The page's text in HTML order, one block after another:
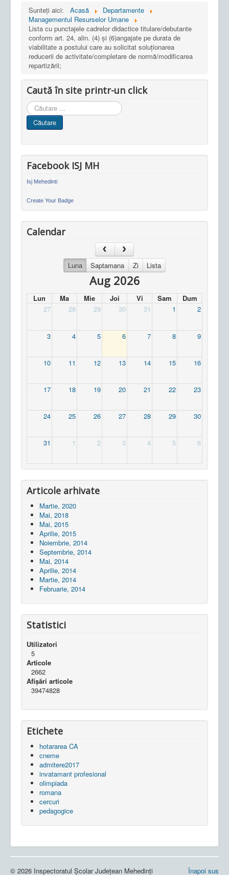
Sunteți aici: Acasă
Departamente
Managementul Resurselor Umane
Lista cu punctajele cadrelor didactice titulare/debutante
conform art. 24, alin. (4) și (6)angajate pe durata de
viabilitate a postului care au solicitat soluționarea
reducerii de activitate/completare de normă/modificarea
repartizării;
Caută în site printr-un click
Cauta
in
site
Căutare
Facebook ISJ MH
Isj Mehedinti
Create Your Badge
Calendar
Luna Saptamana Zi Lista
Aug 2026
Lun Ma Mie Joi Vi Sam
Dum
27
28 29 30 31 1 2
3 4 5 6 7 8 9
10 11 12 13 14 15 16
17 18 19 20 21 22 23
24 25 26 27 28 29 30
31 1 2 3 4 5 6
Articole arhivate
Martie, 2020
Mai, 2018
Mai, 2015
Aprilie, 2015
Noiembrie, 2014
Septembrie, 2014
Mai, 2014
Aprilie, 2014
Martie, 2014
Februarie, 2014
Statistici
Utilizatori
5
Articole
2662
Afișări articole
39474828
Etichete
hotararea CA
cneme
admitere2017
invatamant profesional
olimpiada
romana
cercuri
pedagogice
Înapoi sus
© 2026 Inspectoratul Școlar Județean Mehedinți